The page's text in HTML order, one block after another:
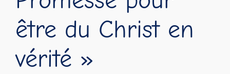
être du Christ en
vérité »